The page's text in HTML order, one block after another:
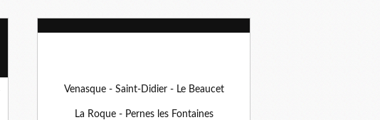
Venasque - Saint-Didier - Le Beaucet
La Roque - Pernes les Fontaines